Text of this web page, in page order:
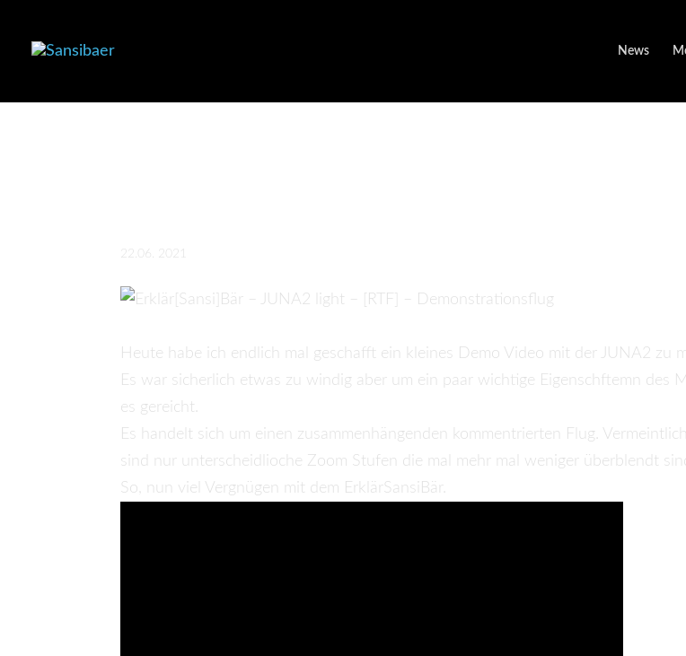
News
22.06. 2021
Heute habe ich endlich mal geschafft ein kleines Demo Video mit der JUNA2 zu
Es war sicherlich etwas zu windig aber um ein paar wichtige Eigenschftemn des
es gereicht.
Es handelt sich um einen zusammenhängenden kommentrierten Flug.
sind nur unterscheidlioche Zoom Stufen die mal mehr mal weniger überblendt
So, nun viel Vergnügen mit dem ErklärSansiBär.